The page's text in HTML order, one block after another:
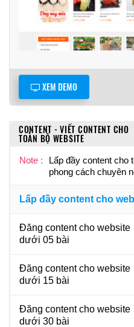
XEM DEMO
CONTENT - VIẾT CONTENT CHO
TOÀN BỘ WEBSITE
Note :
Lấp đầy content cho
phong cách chuyên
Lấp đầy content cho
Đăng content cho website
dưới 05 bài
Đăng content cho website
dưới 15 bài
Đăng content cho website
dưới 30 bài